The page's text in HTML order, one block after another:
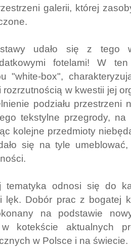
galerii, której
udało się z tego
fotelami! W
"white-box",
rozrzutnością w kwestii jej
podziału przestrzeni
tekstylne przegrody, na
kolejne przedmioty
się na tyle
tematyka odnosi się do
lęk. Dobór prac z bogatej
na podstawie
kotekście aktualnych
w Polsce i na świecie.